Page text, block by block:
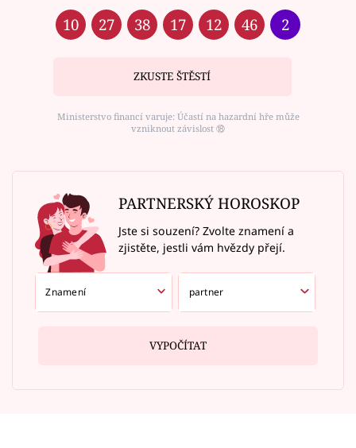
10 27 38 17 12 46 2
ZKUSTE ŠTĚSTÍ
Ministerstvo financí varuje: Účastí na hazardní hře může
vzniknout závislost ⑱
PARTNERSKÝ HOROSKOP
Jste si souzení? Zvolte znamení a
zjistěte, jestli vám hvězdy přejí.
VYPOČÍTAT